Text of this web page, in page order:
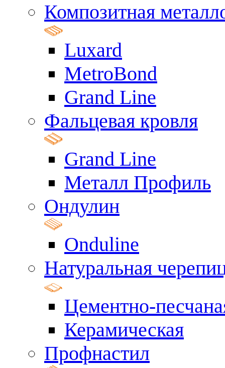
Композитная
Luxard
MetroBond
Grand Line
Фальцевая кровля
Grand Line
Металл Профиль
Ондулин
Onduline
Натуральная
Цементно-
Керамическая
Профнастил